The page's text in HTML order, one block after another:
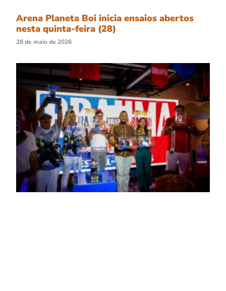
Arena Planeta Boi inicia ensaios abertos
nesta quinta-feira (28)
28 de maio de 2026